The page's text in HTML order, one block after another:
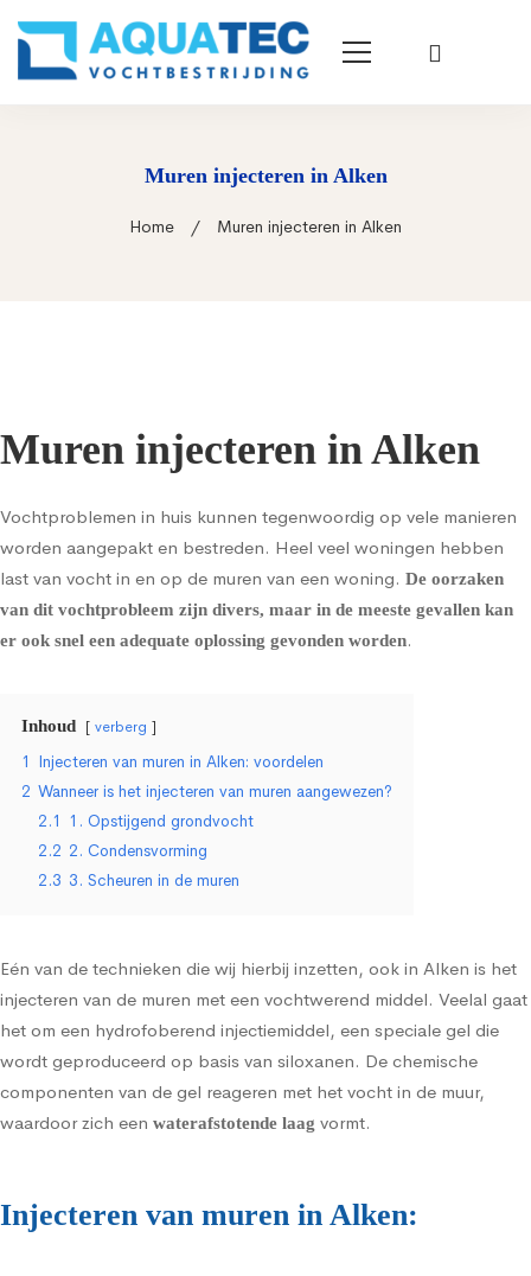
Muren injecteren in Alken
Home Muren injecteren in Alken
Muren injecteren in Alken
Vochtproblemen in huis kunnen tegenwoordig op vele manieren
worden aangepakt en bestreden. Heel veel woningen hebben
last van vocht in en op de muren van een woning. De oorzaken
van dit vochtprobleem zijn divers, maar in de meeste gevallen kan
er ook snel een adequate oplossing gevonden worden.
Inhoud verberg
1 Injecteren van muren in Alken: voordelen
2 Wanneer is het injecteren van muren aangewezen?
2.1 1. Opstijgend grondvocht
2.2 2. Condensvorming
2.3 3. Scheuren in de muren
Eén van de technieken die wij hierbij inzetten, ook in Alken is het
injecteren van de muren met een vochtwerend middel. Veelal gaat
het om een hydrofoberend injectiemiddel, een speciale gel die
wordt geproduceerd op basis van siloxanen. De chemische
componenten van de gel reageren met het vocht in de muur,
waardoor zich een waterafstotende laag vormt.
Injecteren van muren in Alken: